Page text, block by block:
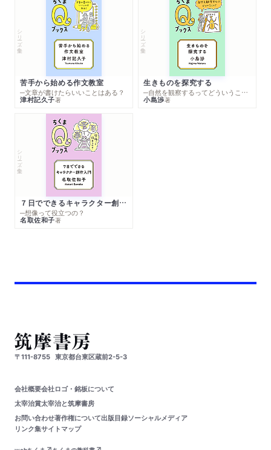
シリーズ・全集
苦手から始める作文教室
─文章が書けたらいいことはある？
津村記久子著
シリーズ・全集
生きものを探究する
─自然を観察するってどういうこと？
小島渉著
シリーズ・全集
７日でできるキャラクター創作入門
─想像って役立つの？
名取佐和子著
〒111-8755 東京都台東区蔵前2-5-3
会社概要会社ロゴ・銘板について
太宰治賞太宰治と筑摩書房
お問い合わせ著作権について出版目録ソーシャルメディア
リンク集サイトマップ